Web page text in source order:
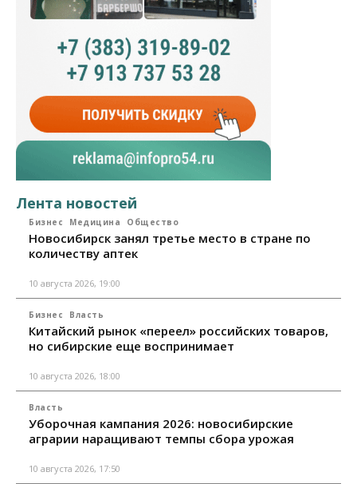
Лента новостей
Бизнес Медицина Общество
Новосибирск занял третье место в стране по
количеству аптек
10 августа 2026, 19:00
Бизнес Власть
Китайский рынок «переел» российских товаров,
но сибирские еще воспринимает
10 августа 2026, 18:00
Власть
Уборочная кампания 2026: новосибирские
аграрии наращивают темпы сбора урожая
10 августа 2026, 17:50